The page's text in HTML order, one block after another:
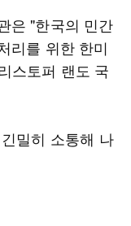
은 "한국의 민간
리를 위한 한미
스토퍼 랜도 국
밀히 소통해 나